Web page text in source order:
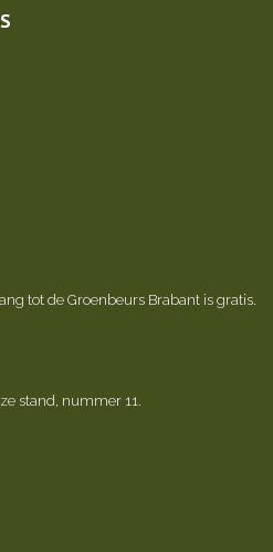
tot de Groenbeurs Brabant is gratis.
stand, nummer 11.